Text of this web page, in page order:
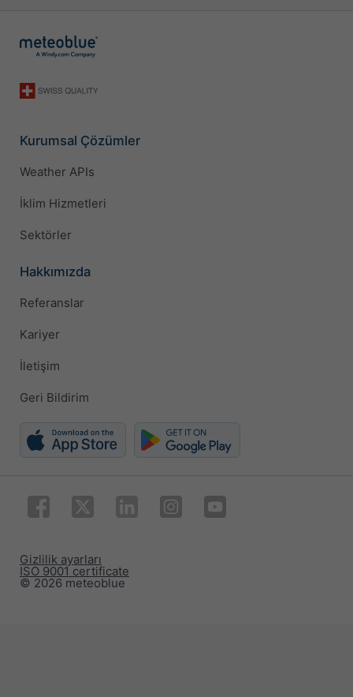
Kurumsal Çözümler
Weather APIs
İklim Hizmetleri
Sektörler
Hakkımızda
Referanslar
Kariyer
İletişim
Geri Bildirim
© 2026 meteoblue
ISO 9001 certificate
Gizlilik ayarları